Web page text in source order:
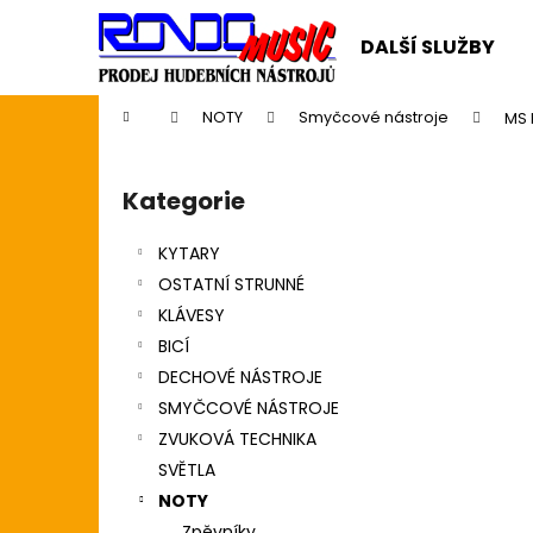
DALŠÍ SLUŽBY
Domů NOTY Smyčcové nástroje MS
Přeskočit
kategorie
Kategorie
KYTARY
OSTATNÍ STRUNNÉ
KLÁVESY
BICÍ
DECHOVÉ NÁSTROJE
SMYČCOVÉ NÁSTROJE
ZVUKOVÁ TECHNIKA
SVĚTLA
NOTY
í
Zpět
do
Zpět
do
SWIFF WS-85 WIRELESS SYSTEM